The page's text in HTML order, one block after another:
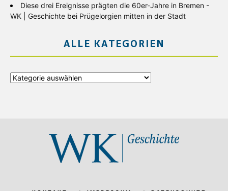
Diese drei Ereignisse prägten die 60er-Jahre in Bremen -
WK | Geschichte bei Prügelorgien mitten in der Stadt
ALLE KATEGORIEN
Alle